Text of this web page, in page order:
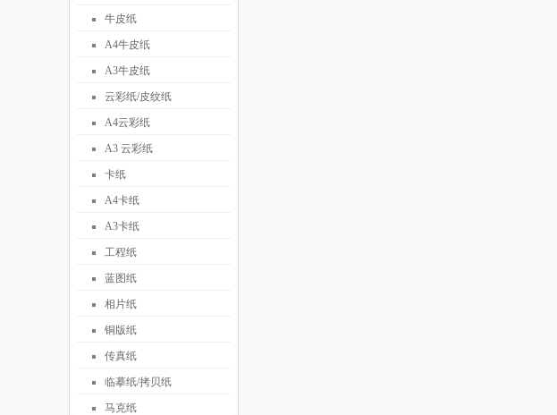
牛皮纸
A4牛皮纸
A3牛皮纸
云彩纸/皮纹纸
A4云彩纸
A3 云彩纸
卡纸
A4卡纸
A3卡纸
工程纸
蓝图纸
相片纸
铜版纸
传真纸
临摹纸/拷贝纸
马克纸